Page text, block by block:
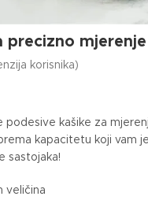
precizno mjerenje
korisnika)
podesive kašike za
kapacitetu koji vam
sastojaka!
veličina